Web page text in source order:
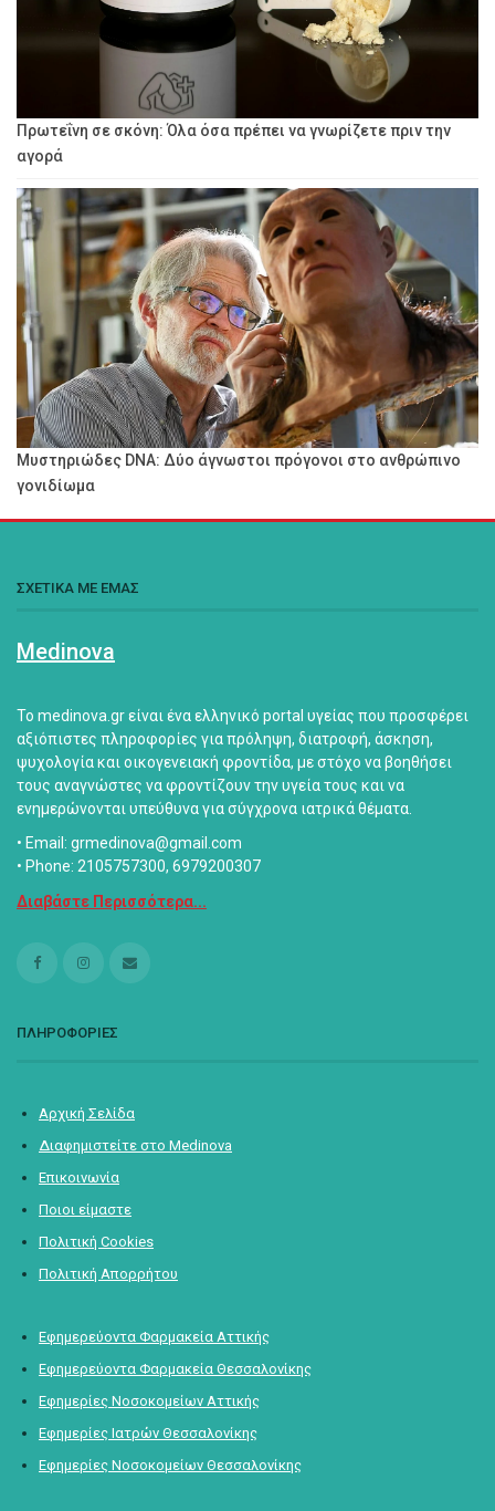
Πρωτεΐνη σε σκόνη: Όλα όσα πρέπει να γνωρίζετε πριν την
αγορά
Μυστηριώδες DNA: Δύο άγνωστοι πρόγονοι στο ανθρώπινο
γονιδίωμα
ΣΧΕΤΙΚΑ ΜΕ ΕΜΑΣ
Medinova
Το medinova.gr είναι ένα ελληνικό portal υγείας που προσφέρει
αξιόπιστες πληροφορίες για πρόληψη, διατροφή, άσκηση,
ψυχολογία και οικογενειακή φροντίδα, με στόχο να βοηθήσει
τους αναγνώστες να φροντίζουν την υγεία τους και να
ενημερώνονται υπεύθυνα για σύγχρονα ιατρικά θέματα.
• Email: grmedinova@gmail.com
• Phone: 2105757300, 6979200307
Διαβάστε Περισσότερα...
ΠΛΗΡΟΦΟΡΙΕΣ
Αρχική Σελίδα
Διαφημιστείτε στο Medinova
Επικοινωνία
Ποιοι είμαστε
Πολιτική Cookies
Πολιτική Απορρήτου
Εφημερεύοντα Φαρμακεία Αττικής
Εφημερεύοντα Φαρμακεία Θεσσαλονίκης
Εφημερίες Νοσοκομείων Αττικής
Εφημερίες Ιατρών Θεσσαλονίκης
Εφημερίες Νοσοκομείων Θεσσαλονίκης